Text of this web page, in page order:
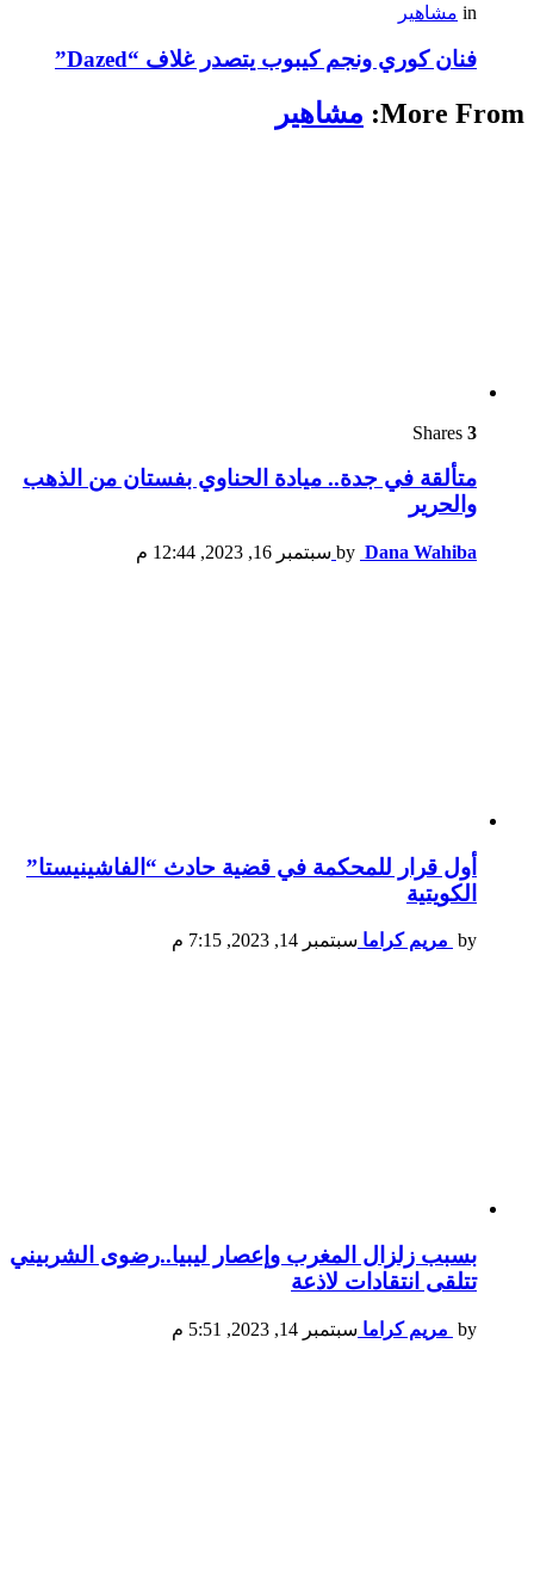
in مشاهير
فنان كوري ونجم كيبوب يتصدر غلاف “Dazed”
More From: مشاهير
3
متألقة في جدة.. ميادة الحناوي بفستان من الذهب
والحرير
by Dana Wahiba سبتمبر 16, 2023, 12:44 م
أول قرار للمحكمة في قضية حادث “الفاشينيستا”
الكويتية
by مريم كراما سبتمبر 14, 2023, 7:15 م
بسبب زلزال المغرب وإعصار ليبيا..رضوى الشربيني
تتلقى انتقادات لاذعة
by مريم كراما سبتمبر 14, 2023, 5:51 م